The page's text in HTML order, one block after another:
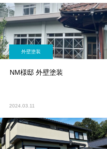
外壁塗装
NM様邸 外壁塗装
2024.03.11